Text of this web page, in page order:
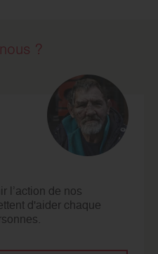
?
l’action de nos
d'aider chaque